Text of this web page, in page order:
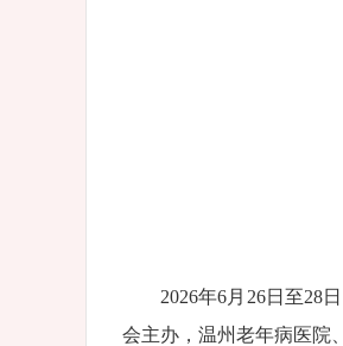
2026年6月26日至28
会主办，温州老年病医院